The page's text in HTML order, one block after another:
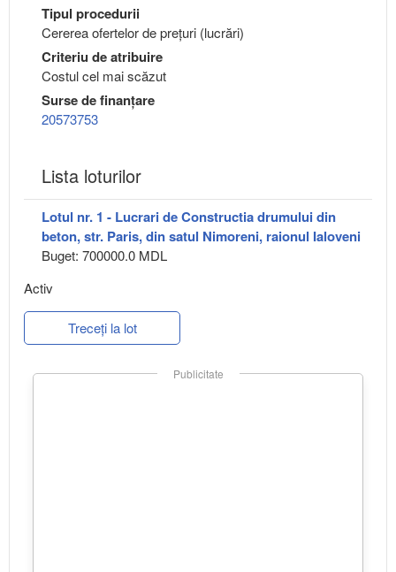
Tipul procedurii
Cererea ofertelor de prețuri (lucrări)
Criteriu de atribuire
Costul cel mai scăzut
Surse de finanțare
20573753
Lista loturilor
Lotul nr. 1 - Lucrari de Constructia drumului din
beton, str. Paris, din satul Nimoreni, raionul Ialoveni
Buget: 700000.0 MDL
Activ
Treceți la lot
Publicitate